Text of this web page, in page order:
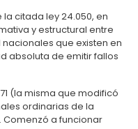
citada ley 24.050, en
y estructural entre
que existen en
absoluta de emitir fallos
(la misma que modificó
ordinarias de la
Comenzó a funcionar